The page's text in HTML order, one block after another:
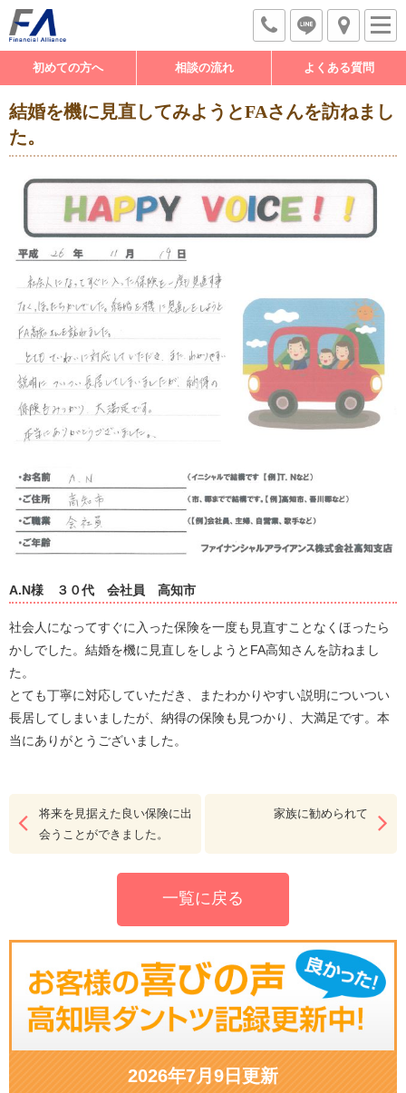
初めての方へ 相談の流れ よくある質問
結婚を機に見直してみようとFAさんを訪ねまし
た。
A.N様 ３０代 会社員 高知市
社会人になってすぐに入った保険を一度も見直すことなくほったら
かしでした。結婚を機に見直しをしようとFA高知さんを訪ねまし
た。
とても丁寧に対応していただき、またわかりやすい説明についつい
長居してしまいましたが、納得の保険も見つかり、大満足です。本
当にありがとうございました。
将来を見据えた良い保険に出
会うことができました。
家族に勧められて
一覧に戻る
2026年7月9日更新